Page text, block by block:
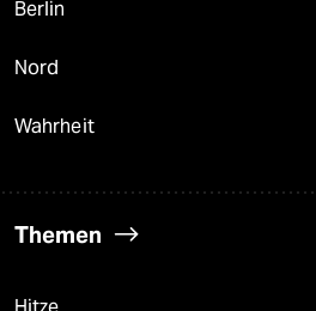
Berlin
Nord
Wahrheit
Themen